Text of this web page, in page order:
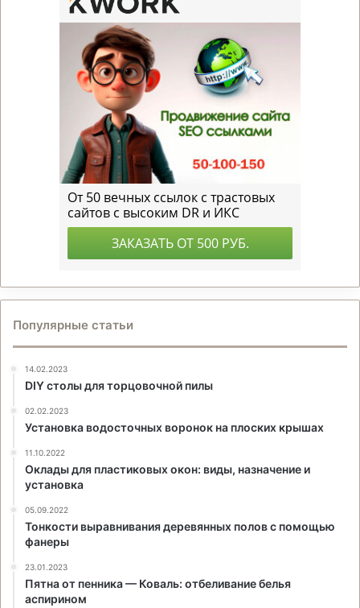
Популярные статьи
14.02.2023
DIY столы для торцовочной пилы
02.02.2023
Установка водосточных воронок на плоских крышах
11.10.2022
Оклады для пластиковых окон: виды, назначение и
установка
05.09.2022
Тонкости выравнивания деревянных полов с помощью
фанеры
23.01.2023
Пятна от пенника — Коваль: отбеливание белья
аспирином